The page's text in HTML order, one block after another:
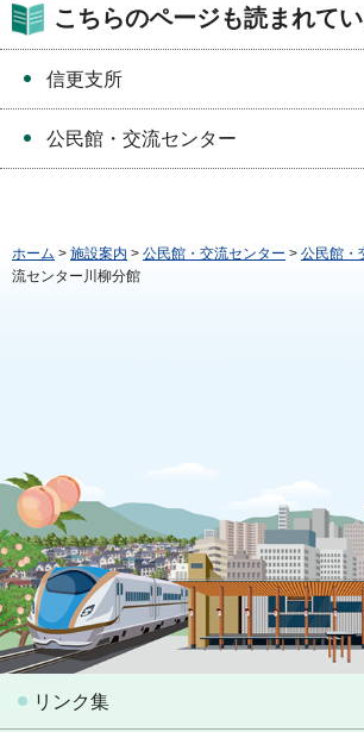
こちらのページも読まれて
信更支所
公民館・交流センター
ホーム > 施設案内 > 公民館・交流センター > 公民館・
流センター川柳分館
リンク集